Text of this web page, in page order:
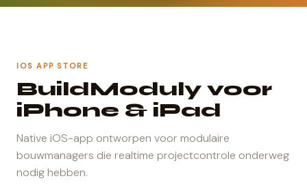
IOS APP STORE
BuildModuly voor
iPhone & iPad
Native iOS-app ontworpen voor modulaire
bouwmanagers die realtime projectcontrole onderweg
nodig hebben.